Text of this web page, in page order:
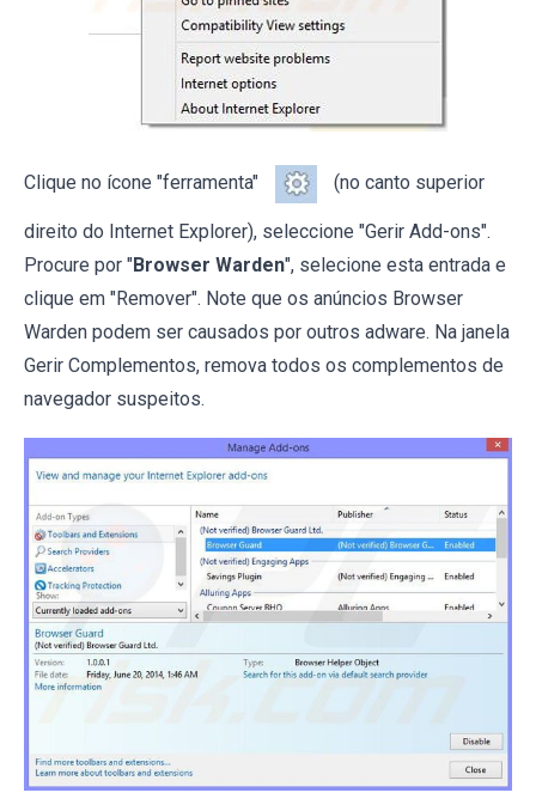
Clique no ícone "ferramenta" (no canto superior
direito do Internet Explorer), seleccione "Gerir Add-ons".
Procure por "Browser Warden", selecione esta entrada e
clique em "Remover". Note que os anúncios Browser
Warden podem ser causados por outros adware. Na janela
Gerir Complementos, remova todos os complementos de
navegador suspeitos.